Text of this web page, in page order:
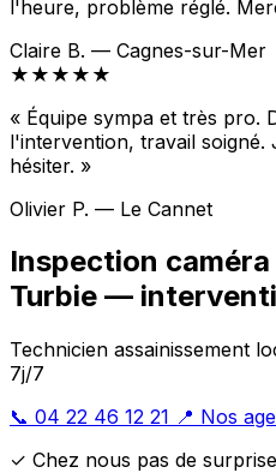
l'heure, problème réglé.
Claire B. — Cagnes-sur-Mer
★★★★★
« Équipe sympa et très pro.
l'intervention, travail soigné.
hésiter. »
Olivier P. — Le Cannet
Inspection caméra
Turbie —
Technicien assainissement
7j/7
📞 04 22 46 12 21 📍 Nos
✓ Chez nous pas de